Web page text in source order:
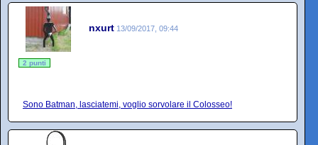
nxurt 13/09/2017, 09:44
2 punti
Sono Batman, lasciatemi, voglio sorvolare il Colosseo!